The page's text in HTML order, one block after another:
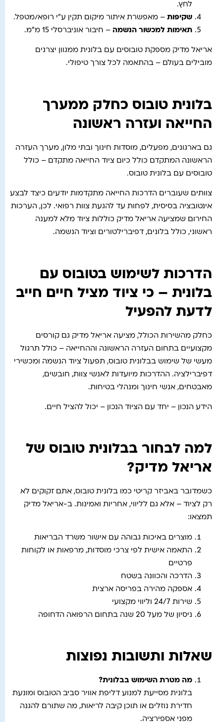
לחץ.
שקיפות – מאפשרת איתור מיקום תקין ע"י רופא/מטפל.
תאימות למכשור הנשמה – חיבור אוניברסלי 15 מ"מ.
אריאל מדיק מספקת טובוסים עם בלונית ממגוון יצרנים
מובילים בעולם – בהתאמה לכל צורך טיפולי.
בלונית טובוס כחלק ממערך
החייאה ועזרה ראשונה
גם בארגונים, מפעלים, מוסדות חינוך ובתי מלון, מערך העזרה
הראשונה המתקדם כולל כיום ציוד החייאה מתקדם – כולל
טובוסים עם בלונית טובוס.
צוותים שעוברים הדרכות החייאה מתקדמות יודעים כיצד לבצע
אינטובציה בסיסית, לפחות עד להגעת צוות רפואי. לכן, הערכות
החירום שמציעה אריאל מדיק כוללות ציוד מלא למענה
ראשוני, כולל בלונים, דפיברילטורים וציוד הנשמה.
הדרכות לשימוש בטובוס עם
בלונית – כי ציוד מציל חיים חייב
לדעת להפעיל
כחלק מהשירות הכולל, מציעה אריאל מדיק גם קורסים
מקצועיים בתחום העזרה הראשונה וההחייאה – כולל תרגול
מעשי של שימוש בבלונית טובוס, תפעול ציוד הנשמה ומכשירי
דפיברילציה. ההדרכות מיועדות לאנשי צוות, חובשים,
מאבטחים, אנשי חינוך ומנהלי בטיחות.
הידע הנכון – יחד עם הציוד הנכון – יכול להציל חיים.
למה לבחור בבלונית טובוס של
אריאל מדיק?
כשמדובר באביזר קריטי כמו בלונית טובוס, אתם זקוקים לא
רק לציוד – אלא גם לליווי, אחריות ואמינות. ב-אריאל מדיק
תמצאו:
מוצרים באיכות גבוהה עם אישור משרד הבריאות
התאמה אישית לפי צרכי מוסדות, מרפאות או לקוחות
פרטיים
הדרכה והכוונה בשטח
אספקה מהירה בפריסה ארצית
שירות 24/7 וליווי מקצועי
ניסיון של מעל 20 שנה בתחום הרפואה הדחופה
שאלות ותשובות נפוצות
מה מטרת השימוש בבלונית?
בלונית מסייעת למנוע דליפת אוויר סביב הטובוס ומונעת
חדירת נוזלים או תוכן קיבה לריאות, מה שתורם להגנה
מפני אספירציה.